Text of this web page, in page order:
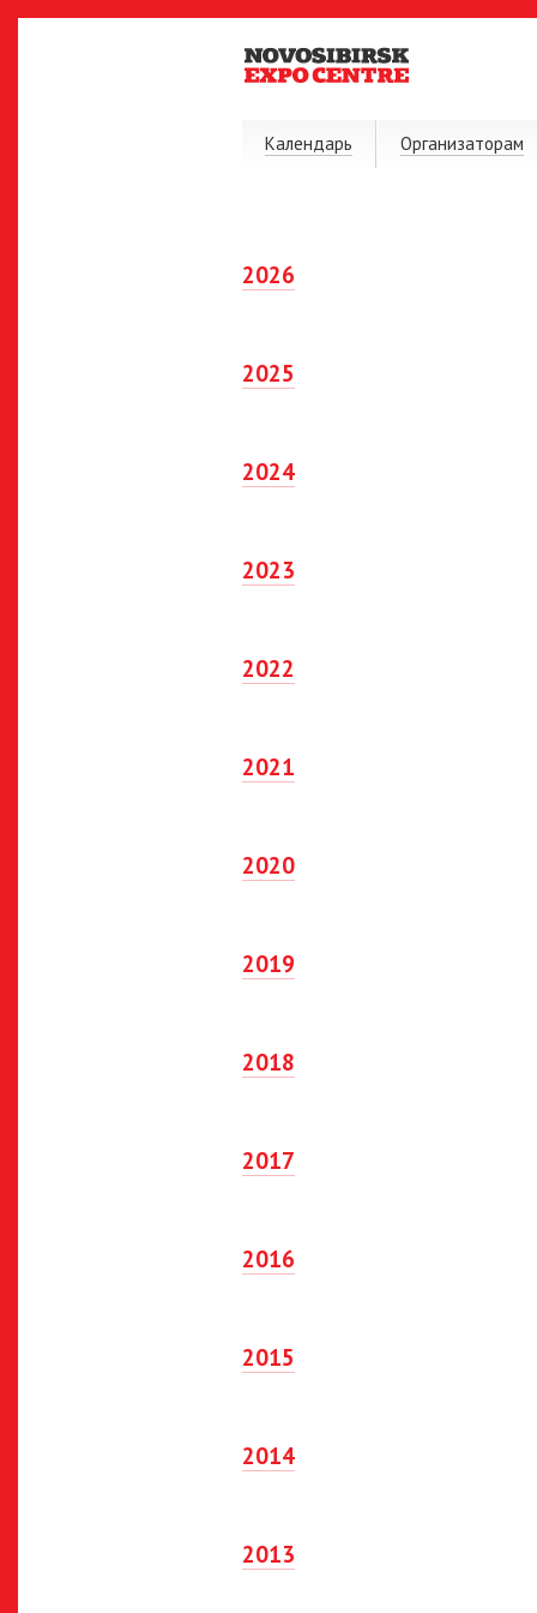
Календарь Организаторам
2026
2025
2024
2023
2022
2021
2020
2019
2018
2017
2016
2015
2014
2013